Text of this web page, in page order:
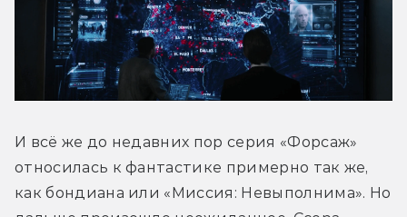
И всё же до недавних пор серия «Форсаж»
относилась к фантастике примерно так же,
как бондиана или «Миссия: Невыполнима». Но